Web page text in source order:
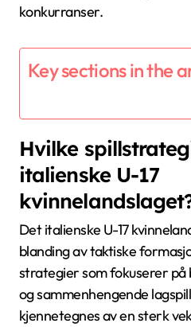
konkurranser.
Key sections in the
Hvilke
italienske U-17
Det italienske U-17
blanding av taktiske
strategier som fokuserer på
og sammenhengende
kjennetegnes av en sterk